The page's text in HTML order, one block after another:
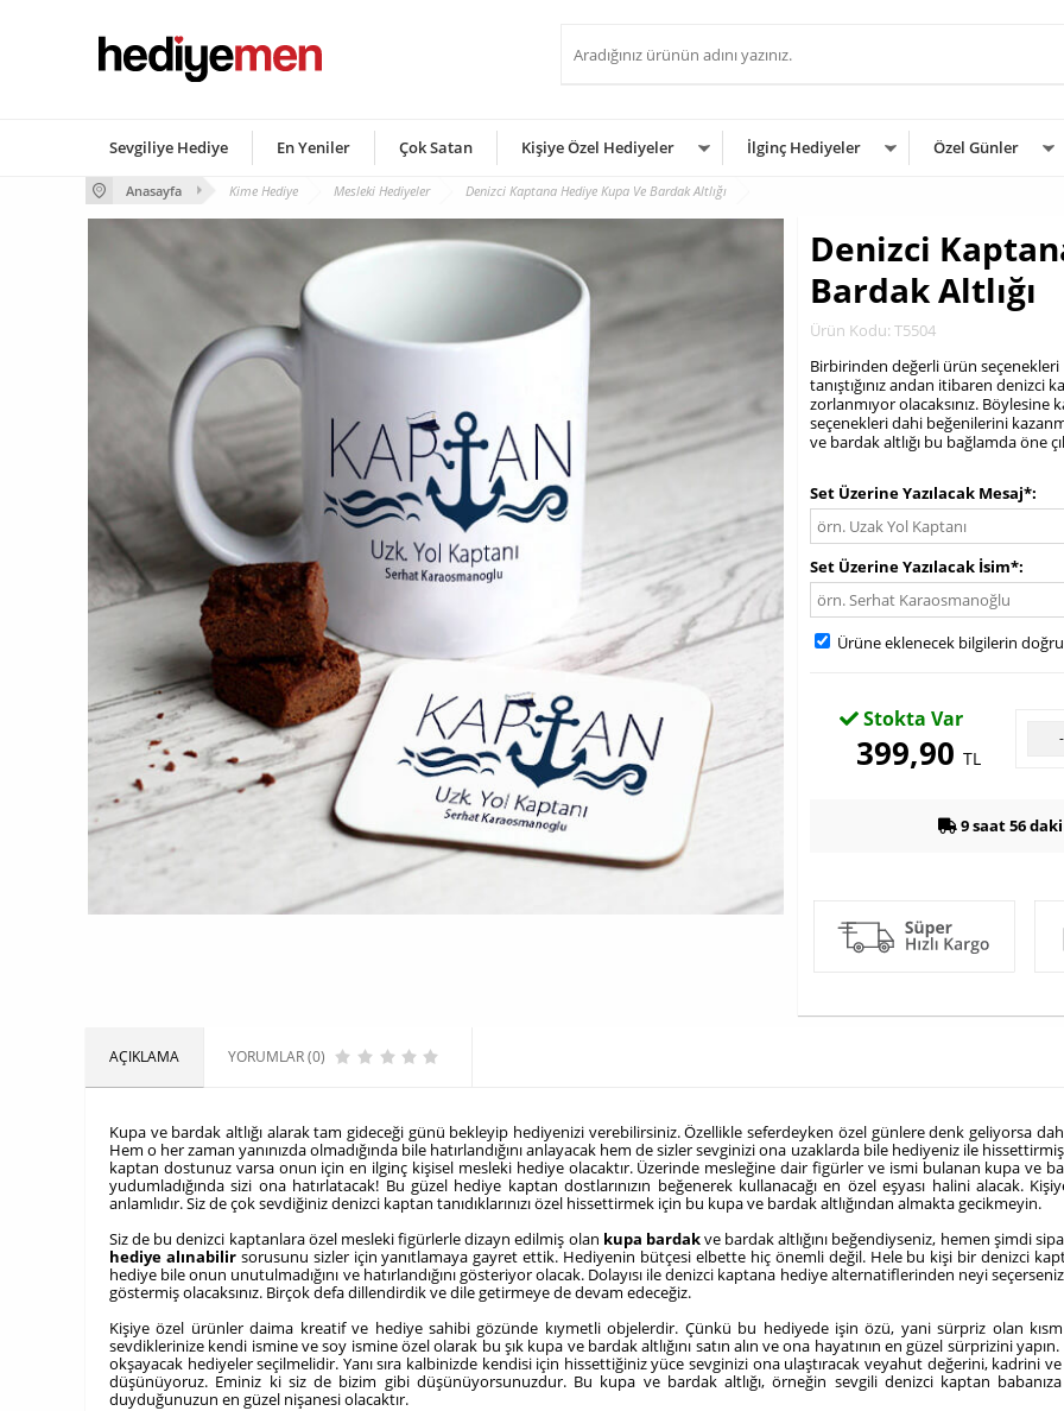
Sevgiliye Hediye En Yeniler Çok Satan Kişiye Özel Hediyeler İlginç Hediyeler Özel Günler
Anasayfa Kime Hediye Mesleki Hediyeler Denizci Kaptana Hediye Kupa Ve Bardak Altlığı
Denizci
Bardak Altlığı
Ürün Kodu: T5504
Birbirinden değerli ürün seçenekleri
tanıştığınız andan itibaren
zorlanmıyor olacaksınız.
seçenekleri dahi beğenilerini
ve bardak altlığı bu bağlamda öne
Set Üzerine Yazılacak Mesaj*
Set Üzerine Yazılacak İsim*
Ürüne eklenecek bilgilerin
Stokta Var
399,90TL
-
9 saat 56
AÇIKLAMA YORUMLAR (0)
​Kupa ve bardak altlığı alarak tam gideceği günü bekleyip hediyenizi verebilirsiniz. Özellikle seferdeyken özel günlere denk geliyorsa
Hem o her zaman yanınızda olmadığında bile hatırlandığını anlayacak hem de sizler sevginizi ona uzaklarda bile hediyeniz ile
kaptan dostunuz varsa onun için en ilginç kişisel mesleki hediye olacaktır. Üzerinde mesleğine dair figürler ve ismi bulanan kupa ve
yudumladığında sizi ona hatırlatacak! Bu güzel hediye kaptan dostlarınızın beğenerek kullanacağı en özel eşyası halini alacak.
anlamlıdır. Siz de çok sevdiğiniz denizci kaptan tanıdıklarınızı özel hissettirmek için bu kupa ve bardak altlığından almakta gecikmeyin.
Siz de bu denizci kaptanlara özel mesleki figürlerle dizayn edilmiş olan kupa bardakve bardak altlığını beğendiyseniz, hemen şimdi
hediye alınabilirsorusunu sizler için yanıtlamaya gayret ettik. Hediyenin bütçesi elbette hiç önemli değil. Hele bu kişi bir denizci
hediye bile onun unutulmadığını ve hatırlandığını gösteriyor olacak. Dolayısı ile denizci kaptana hediye alternatiflerinden neyi
göstermiş olacaksınız. Birçok defa dillendirdik ve dile getirmeye de devam edeceğiz.
Kişiye özel ürünler daima kreatif ve hediye sahibi gözünde kıymetli objelerdir. Çünkü bu hediyede işin özü, yani sürpriz olan
sevdiklerinize kendi ismine ve soy ismine özel olarak bu şık kupa ve bardak altlığını satın alın ve ona hayatının en güzel sürprizini
okşayacak hediyeler seçilmelidir. Yanı sıra kalbinizde kendisi için hissettiğiniz yüce sevginizi ona ulaştıracak veyahut değerini, kadrini
düşünüyoruz. Eminiz ki siz de bizim gibi düşünüyorsunuzdur. Bu kupa ve bardak altlığı, örneğin sevgili denizci kaptan
duyduğunuzun en güzel nişanesi olacaktır.